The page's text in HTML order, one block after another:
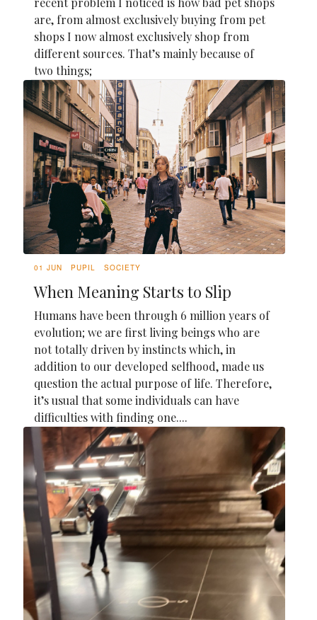
are, from almost exclusively buying from pet
shops I now almost exclusively shop from
different sources. That’s mainly because of
two things;
01 JUN PUPIL SOCIETY
When Meaning Starts to Slip
Humans have been through 6 million years of
evolution; we are first living beings who are
not totally driven by instincts which, in
addition to our developed selfhood, made us
question the actual purpose of life. Therefore,
it’s usual that some individuals can have
difficulties with finding one....